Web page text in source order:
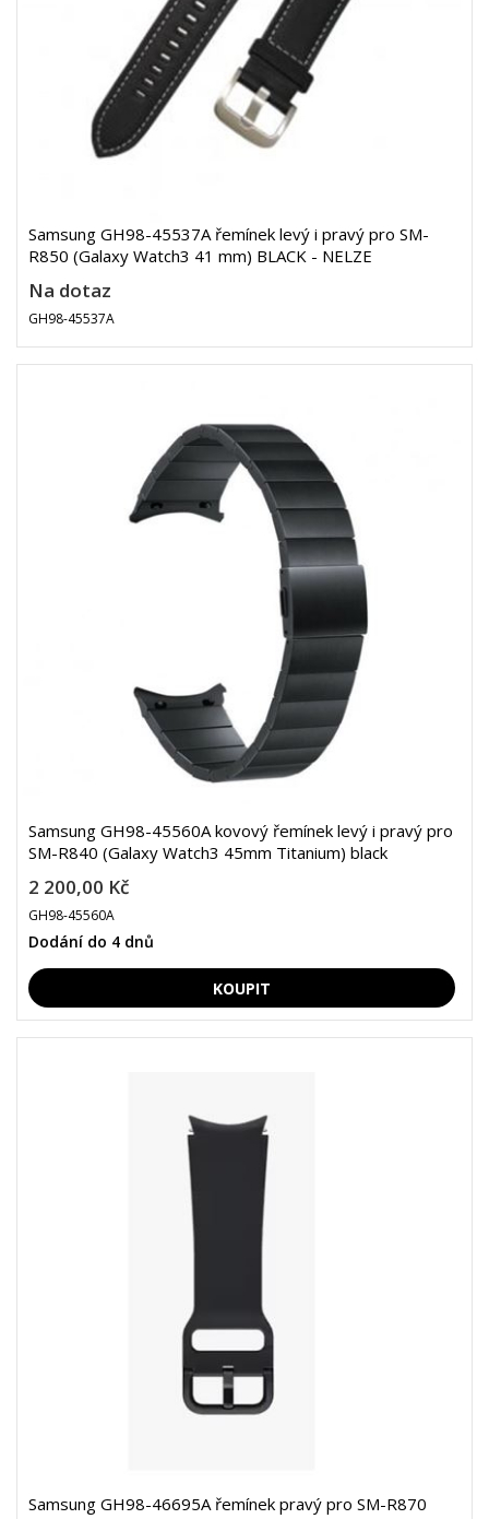
Samsung GH98-45537A řemínek levý i pravý pro SM-
R850 (Galaxy Watch3 41 mm) BLACK - NELZE
Na dotaz
GH98-45537A
Samsung GH98-45560A kovový řemínek levý i pravý pro
SM-R840 (Galaxy Watch3 45mm Titanium) black
2 200,00 Kč
GH98-45560A
Dodání do 4 dnů
Samsung GH98-46695A řemínek pravý pro SM-R870